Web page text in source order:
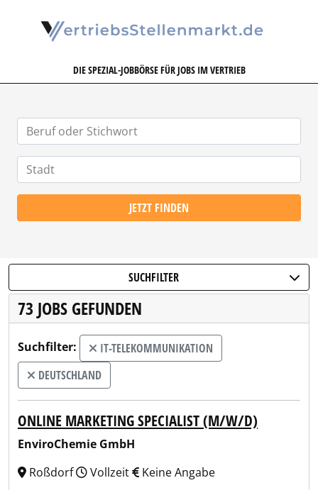
DIE SPEZIAL-JOBBÖRSE FÜR JOBS IM VERTRIEB
JETZT FINDEN
SUCHFILTER
73 JOBS GEFUNDEN
Suchfilter:
IT-TELEKOMMUNIKATION
DEUTSCHLAND
ONLINE MARKETING SPECIALIST (M/W/D)
EnviroChemie GmbH
Roßdorf
Vollzeit Keine Angabe